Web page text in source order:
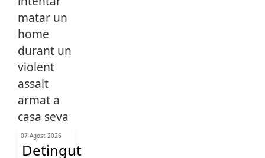
07 Agost 2026
Detingut